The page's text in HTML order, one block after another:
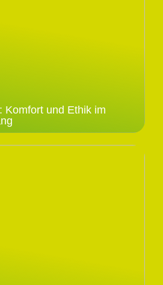
Komfort und Ethik im